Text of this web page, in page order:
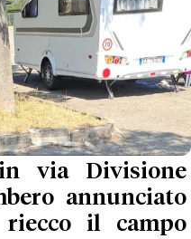
via Divisione
annunciato
riecco il campo